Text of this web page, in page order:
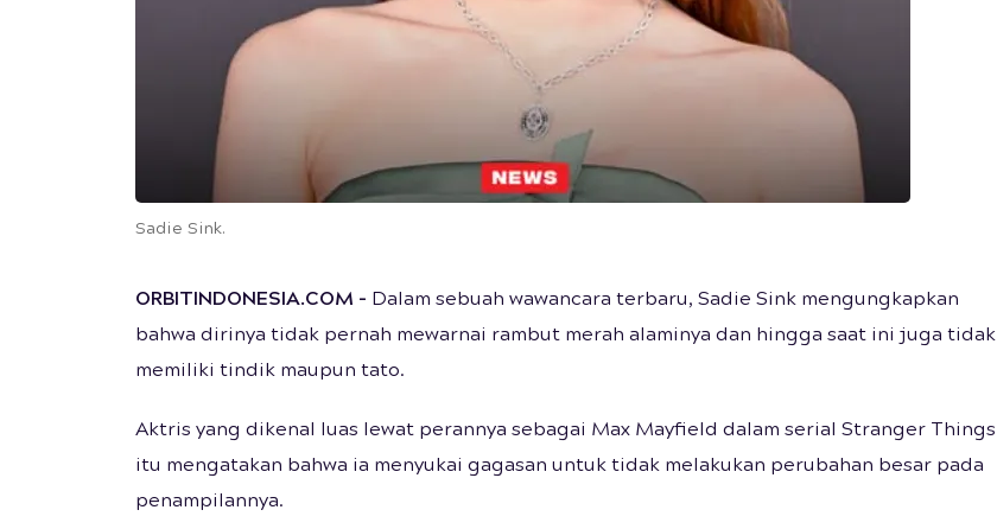
Sadie Sink.
ORBITINDONESIA.COM - Dalam sebuah wawancara terbaru, Sadie Sink mengungkapkan
bahwa dirinya tidak pernah mewarnai rambut merah alaminya dan hingga saat ini juga tidak
memiliki tindik maupun tato.
Aktris yang dikenal luas lewat perannya sebagai Max Mayfield dalam serial Stranger Things
itu mengatakan bahwa ia menyukai gagasan untuk tidak melakukan perubahan besar pada
penampilannya.